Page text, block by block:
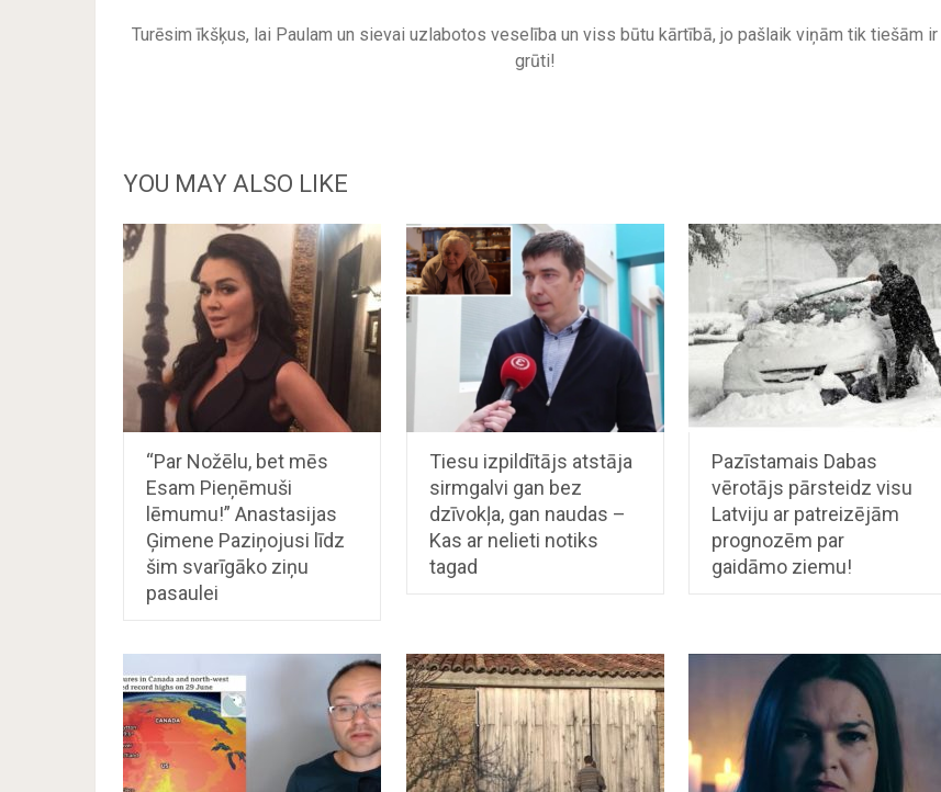
Turēsim īkšķus, lai Paulam un sievai uzlabotos veselība un viss būtu kārtībā, jo pašlaik viņām tik tiešām ir
grūti!
YOU MAY ALSO LIKE
“Par Nožēlu, bet mēs
Esam Pieņēmuši
lēmumu!” Anastasijas
Ģimene Paziņojusi līdz
šim svarīgāko ziņu
pasaulei
Tiesu izpildītājs atstāja
sirmgalvi gan bez
dzīvokļa, gan naudas –
Kas ar nelieti notiks
tagad
Pazīstamais Dabas
vērotājs pārsteidz visu
Latviju ar patreizējām
prognozēm par
gaidāmo ziemu!